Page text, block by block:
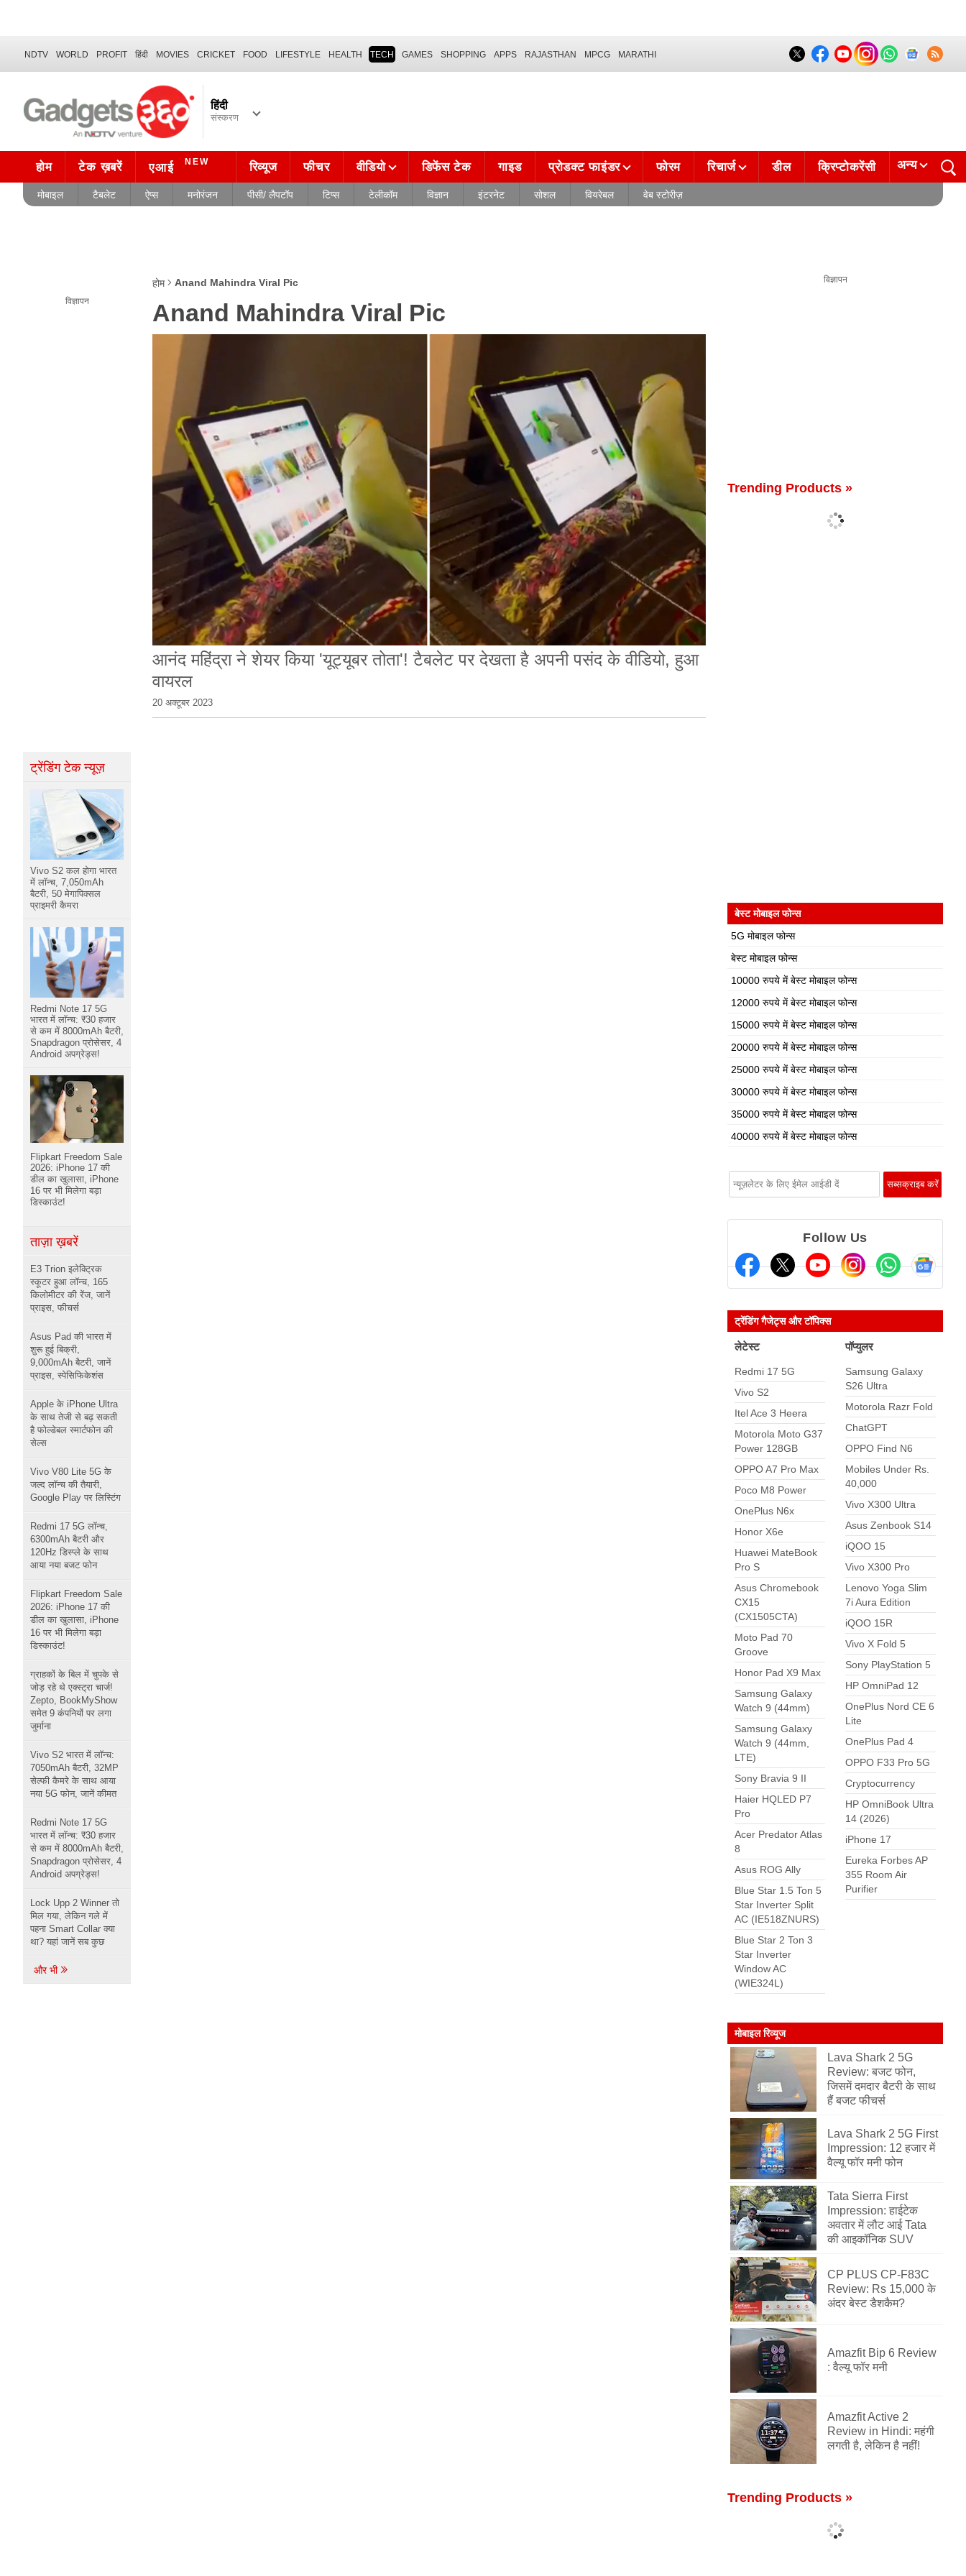
NDTV WORLD PROFIT हिंदी MOVIES CRICKET FOOD LIFESTYLE HEALTH TECH GAMES SHOPPING APPS RAJASTHAN MPCG MARATHI
हिंदी
संस्करण
होम टेक ख़बरें एआई NEW रिव्यूज फीचर वीडियो डिफेंस टेक गाइड प्रोडक्ट फाइंडर फोरम रिचार्ज डील क्रिप्टोकरेंसी अन्य
मोबाइल टैबलेट ऐप्स मनोरंजन पीसी/ लैपटॉप टिप्स टेलीकॉम विज्ञान इंटरनेट सोशल वियरेबल वेब स्टोरीज़
होम Anand Mahindra Viral Pic
Anand Mahindra Viral Pic
आनंद महिंद्रा ने शेयर किया 'यूट्यूबर तोता'! टैबलेट पर देखता है अपनी पसंद के वीडियो, हुआ
वायरल
20 अक्टूबर 2023
विज्ञापन
Trending Products »
बेस्ट मोबाइल फोन्स
5G मोबाइल फोन्स
बेस्ट मोबाइल फोन्स
10000 रुपये में बेस्ट मोबाइल फोन्स
12000 रुपये में बेस्ट मोबाइल फोन्स
15000 रुपये में बेस्ट मोबाइल फोन्स
20000 रुपये में बेस्ट मोबाइल फोन्स
25000 रुपये में बेस्ट मोबाइल फोन्स
30000 रुपये में बेस्ट मोबाइल फोन्स
35000 रुपये में बेस्ट मोबाइल फोन्स
40000 रुपये में बेस्ट मोबाइल फोन्स
Follow Us
ट्रेंडिंग गैजेट्स और टॉपिक्स
लेटेस्ट
Redmi 17 5G
Vivo S2
Itel Ace 3 Heera
Motorola Moto G37
Power 128GB
OPPO A7 Pro Max
Poco M8 Power
OnePlus N6x
Honor X6e
Huawei MateBook
Pro S
Asus Chromebook
CX15
(CX1505CTA)
Moto Pad 70
Groove
Honor Pad X9 Max
Samsung Galaxy
Watch 9 (44mm)
Samsung Galaxy
Watch 9 (44mm,
LTE)
Sony Bravia 9 II
Haier HQLED P7
Pro
Acer Predator Atlas
8
Asus ROG Ally
Blue Star 1.5 Ton 5
Star Inverter Split
AC (IE518ZNURS)
Blue Star 2 Ton 3
Star Inverter
Window AC
(WIE324L)
पॉप्युलर
Samsung Galaxy
S26 Ultra
Motorola Razr Fold
ChatGPT
OPPO Find N6
Mobiles Under Rs.
40,000
Vivo X300 Ultra
Asus Zenbook S14
iQOO 15
Vivo X300 Pro
Lenovo Yoga Slim
7i Aura Edition
iQOO 15R
Vivo X Fold 5
Sony PlayStation 5
HP OmniPad 12
OnePlus Nord CE 6
Lite
OnePlus Pad 4
OPPO F33 Pro 5G
Cryptocurrency
HP OmniBook Ultra
14 (2026)
iPhone 17
Eureka Forbes AP
355 Room Air
Purifier
मोबाइल रिव्यूज
Lava Shark 2 5G
Review: बजट फोन,
जिसमें दमदार बैटरी के साथ
हैं बजट फीचर्स
Lava Shark 2 5G First
Impression: 12 हजार में
वैल्यू फॉर मनी फोन
Tata Sierra First
Impression: हाईटेक
अवतार में लौट आई Tata
की आइकॉनिक SUV
CP PLUS CP-F83C
Review: Rs 15,000 के
अंदर बेस्ट डैशकैम?
Amazfit Bip 6 Review
: वैल्यू फॉर मनी
Amazfit Active 2
Review in Hindi: महंगी
लगती है, लेकिन है नहीं!
Trending Products »
विज्ञापन
ट्रेंडिंग टेक न्यूज़
Vivo S2 कल होगा भारत
में लॉन्च, 7,050mAh
बैटरी, 50 मेगापिक्सल
प्राइमरी कैमरा
Redmi Note 17 5G
भारत में लॉन्च: ₹30 हजार
से कम में 8000mAh बैटरी,
Snapdragon प्रोसेसर, 4
Android अपग्रेड्स!
Flipkart Freedom Sale
2026: iPhone 17 की
डील का खुलासा, iPhone
16 पर भी मिलेगा बड़ा
डिस्काउंट!
ताज़ा ख़बरें
E3 Trion इलेक्ट्रिक
स्कूटर हुआ लॉन्च, 165
किलोमीटर की रेंज, जानें
प्राइस, फीचर्स
Asus Pad की भारत में
शुरू हुई बिक्री,
9,000mAh बैटरी, जानें
प्राइस, स्पेसिफिकेशंस
Apple के iPhone Ultra
के साथ तेजी से बढ़ सकती
है फोल्डेबल स्मार्टफोन की
सेल्स
Vivo V80 Lite 5G के
जल्द लॉन्च की तैयारी,
Google Play पर लिस्टिंग
Redmi 17 5G लॉन्च,
6300mAh बैटरी और
120Hz डिस्प्ले के साथ
आया नया बजट फोन
Flipkart Freedom Sale
2026: iPhone 17 की
डील का खुलासा, iPhone
16 पर भी मिलेगा बड़ा
डिस्काउंट!
ग्राहकों के बिल में चुपके से
जोड़ रहे थे एक्स्ट्रा चार्ज!
Zepto, BookMyShow
समेत 9 कंपनियों पर लगा
जुर्माना
Vivo S2 भारत में लॉन्च:
7050mAh बैटरी, 32MP
सेल्फी कैमरे के साथ आया
नया 5G फोन, जानें कीमत
Redmi Note 17 5G
भारत में लॉन्च: ₹30 हजार
से कम में 8000mAh बैटरी,
Snapdragon प्रोसेसर, 4
Android अपग्रेड्स!
Lock Upp 2 Winner तो
मिल गया, लेकिन गले में
पहना Smart Collar क्या
था? यहां जानें सब कुछ
और भी